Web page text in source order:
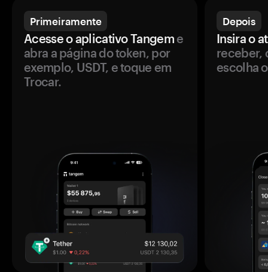
Primeiramente
Acesse o aplicativo Tangeme
abra a página do token, por
exemplo, USDT, e toque em
Trocar.
Depois
Insira o
receber,
escolha